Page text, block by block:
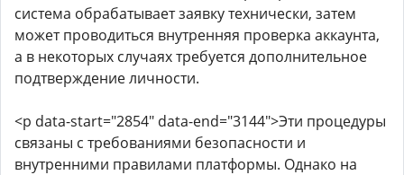
система обрабатывает заявку технически, затем
может проводиться внутренняя проверка аккаунта,
а в некоторых случаях требуется дополнительное
подтверждение личности.
<p data-start="2854" data-end="3144">Эти процедуры
связаны с требованиями безопасности и
внутренними правилами платформы. Однако на